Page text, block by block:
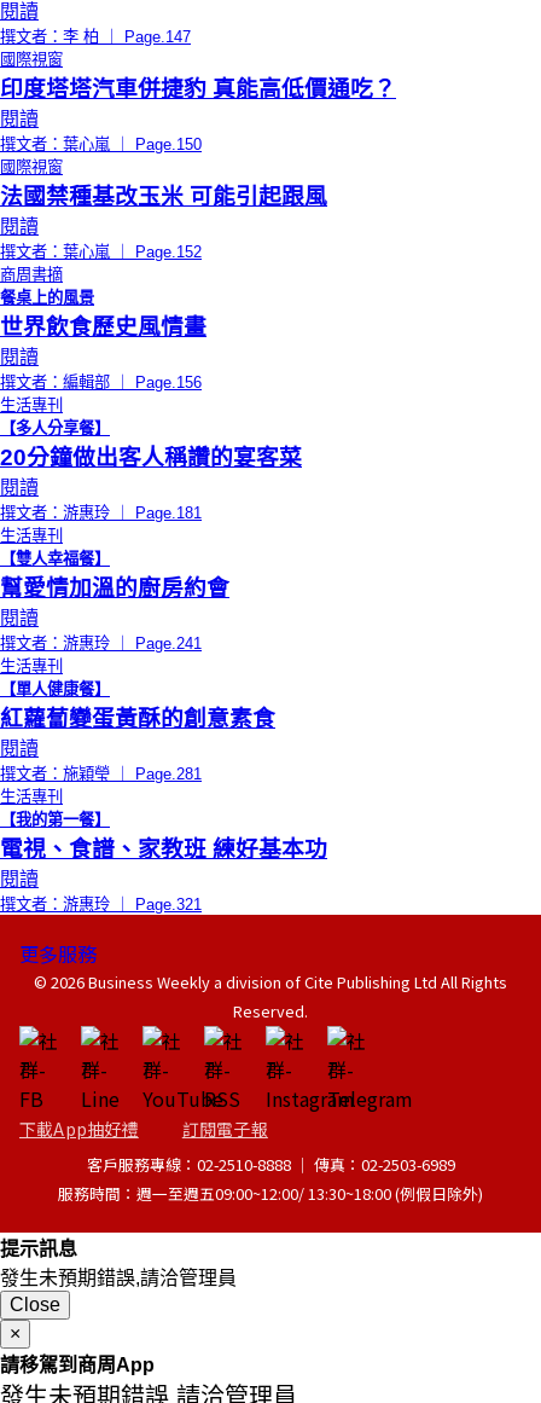
閱讀
撰文者：李 柏 ｜ Page.147
國際視窗
印度塔塔汽車併捷豹 真能高低價通吃？
閱讀
撰文者：葉心嵐 ｜ Page.150
國際視窗
法國禁種基改玉米 可能引起跟風
閱讀
撰文者：葉心嵐 ｜ Page.152
商周書摘
餐桌上的風景
世界飲食歷史風情畫
閱讀
撰文者：編輯部 ｜ Page.156
生活專刊
【多人分享餐】
20分鐘做出客人稱讚的宴客菜
閱讀
撰文者：游惠玲 ｜ Page.181
生活專刊
【雙人幸福餐】
幫愛情加溫的廚房約會
閱讀
撰文者：游惠玲 ｜ Page.241
生活專刊
【單人健康餐】
紅蘿蔔變蛋黃酥的創意素食
閱讀
撰文者：施穎瑩 ｜ Page.281
生活專刊
【我的第一餐】
電視、食譜、家教班 練好基本功
閱讀
撰文者：游惠玲 ｜ Page.321
更多服務
© 2026 Business Weekly a division of Cite Publishing Ltd All Rights
Reserved.
下載App抽好禮 訂閱電子報
客戶服務專線：02-2510-8888 │ 傳真：02-2503-6989
服務時間：週一至週五09:00~12:00/ 13:30~18:00 (例假日除外)
提示訊息
發生未預期錯誤,請洽管理員
Close
×
請移駕到商周App
發生未預期錯誤,請洽管理員